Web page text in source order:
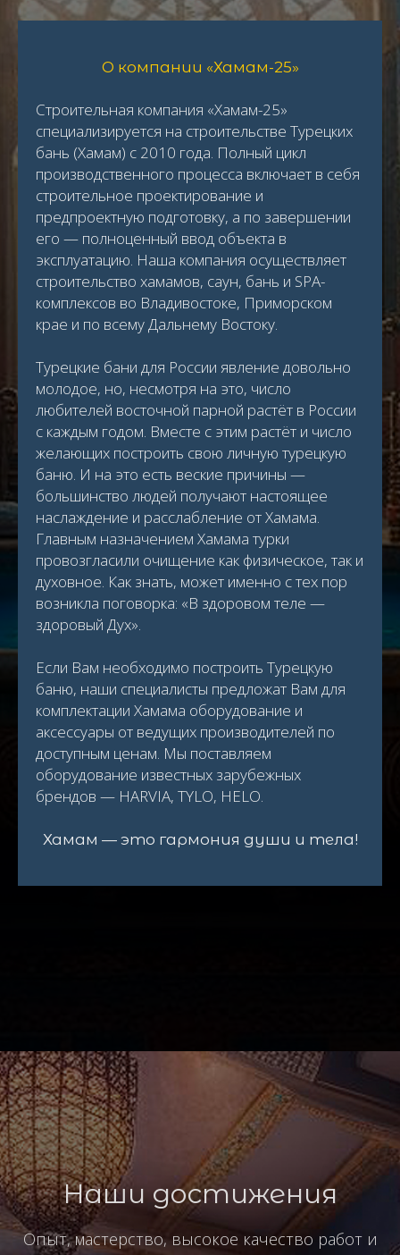
О компании «Хамам-25»
Строительная компания «Хамам-25»
специализируется на строительстве Турецких
бань (Хамам) с 2010 года. Полный цикл
производственного процесса включает в себя
строительное проектирование и
предпроектную подготовку, а по завершении
его — полноценный ввод объекта в
эксплуатацию. Наша компания осуществляет
строительство хамамов, саун, бань и SPA-
комплексов во Владивостоке, Приморском
крае и по всему Дальнему Востоку.
Турецкие бани для России явление довольно
молодое, но, несмотря на это, число
любителей восточной парной растёт в России
с каждым годом. Вместе с этим растёт и число
желающих построить свою личную турецкую
баню. И на это есть веские причины —
большинство людей получают настоящее
наслаждение и расслабление от Хамама.
Главным назначением Хамама турки
провозгласили очищение как физическое, так и
духовное. Как знать, может именно с тех пор
возникла поговорка: «В здоровом теле —
здоровый Дух».
Если Вам необходимо построить Турецкую
баню, наши специалисты предложат Вам для
комплектации Хамама оборудование и
аксессуары от ведущих производителей по
доступным ценам. Мы поставляем
оборудование известных зарубежных
брендов — HARVIA, TYLO, HELO.
Хамам — это гармония души и тела!
Наши достижения
Опыт, мастерство, высокое качество работ и